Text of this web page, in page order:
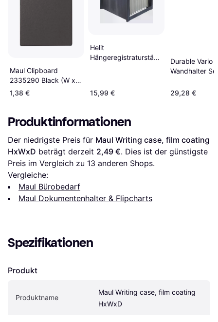
Maul Clipboard
2335290 Black (W x
H) 229 mm x 319 mm
1,38 €
Helit
Hängeregistraturständer
15,99 €
Durable Vario
Wandhalter
29,28 €
Produktinformationen
Der niedrigste Preis für Maul Writing case, film coating
HxWxD beträgt derzeit 2,49 €. Dies ist der günstigste
Preis im Vergleich zu 13 anderen Shops.
Vergleiche:
Maul Bürobedarf
Maul Dokumentenhalter & Flipcharts
Spezifikationen
Produkt
Produktname
Maul Writing case, film coating
HxWxD